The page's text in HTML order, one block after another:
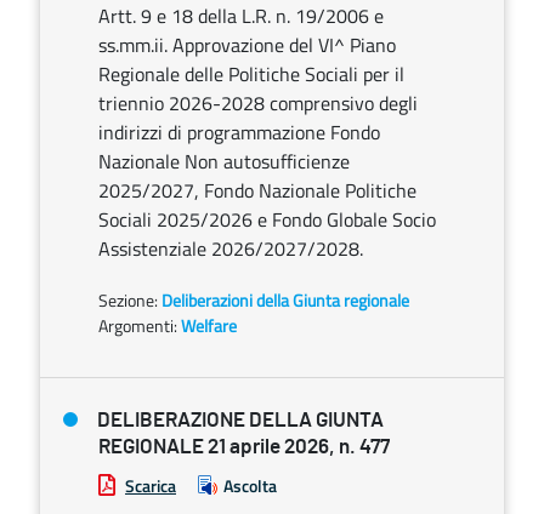
Artt. 9 e 18 della L.R. n. 19/2006 e
ss.mm.ii. Approvazione del VI^ Piano
Regionale delle Politiche Sociali per il
triennio 2026-2028 comprensivo degli
indirizzi di programmazione Fondo
Nazionale Non autosufficienze
2025/2027, Fondo Nazionale Politiche
Sociali 2025/2026 e Fondo Globale Socio
Assistenziale 2026/2027/2028.
Sezione: Deliberazioni della Giunta regionale
Argomenti:Welfare
DELIBERAZIONE DELLA GIUNTA
REGIONALE 21 aprile 2026, n. 477
Scarica Ascolta